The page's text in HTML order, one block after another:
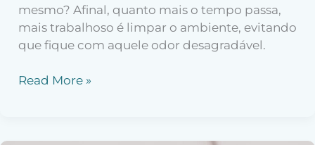
mesmo? Afinal, quanto mais o tempo passa,
mais trabalhoso é limpar o ambiente, evitando
que fique com aquele odor desagradável.
Read More »